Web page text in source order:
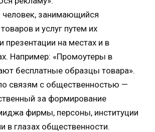
занимающийся
и услуг путем их
презентации на местах и в
Например: «Промоутеры в
бесплатные образцы товара».
связям с общественностью —
за формирование
фирмы, персоны, институции
в глазах общественности.